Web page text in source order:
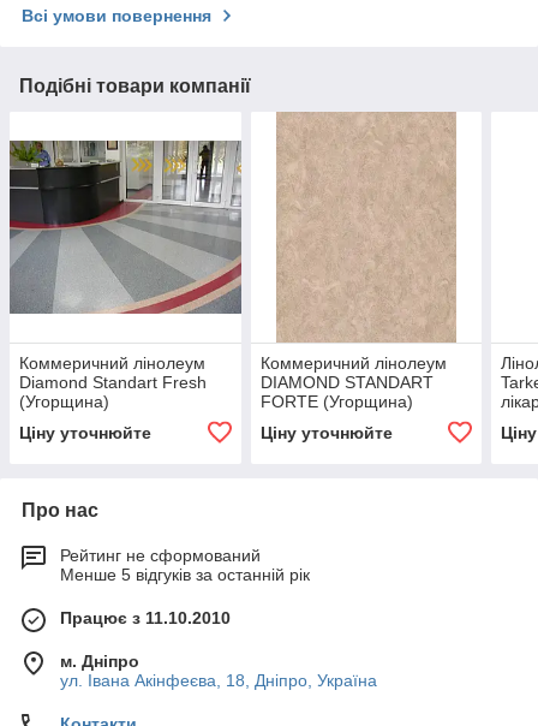
Всі умови повернення
Подібні товари компанії
Коммеричний лінолеум
Diamond Standart Fresh
(Угорщина)
Ціну уточнюйте
Коммеричний лінолеум
DIAMOND STANDART
FORTE (Угорщина)
Ціну уточнюйте
Про нас
Рейтинг не сформований
Менше 5 відгуків за останній рік
Працює з 11.10.2010
м. Дніпро
ул. Івана Акінфеєва, 18, Дніпро, Україна